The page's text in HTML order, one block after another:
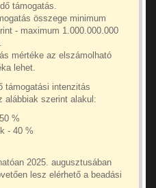
támogatás.
összege minimum
- maximum 1.000.000.000
mértéke az elszámolható
lehet.
támogatási intenzitás
alábbiak szerint alakul:
%
- 40 %
2025. augusztusában
lesz elérhető a beadási